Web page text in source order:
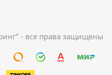
- все права защищены